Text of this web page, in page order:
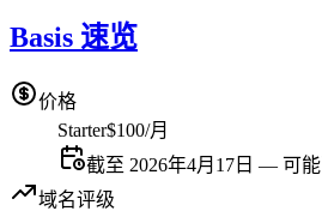
Basis 速览
价格
Starter$100/月
截至 2026年4月17日 — 可
域名评级